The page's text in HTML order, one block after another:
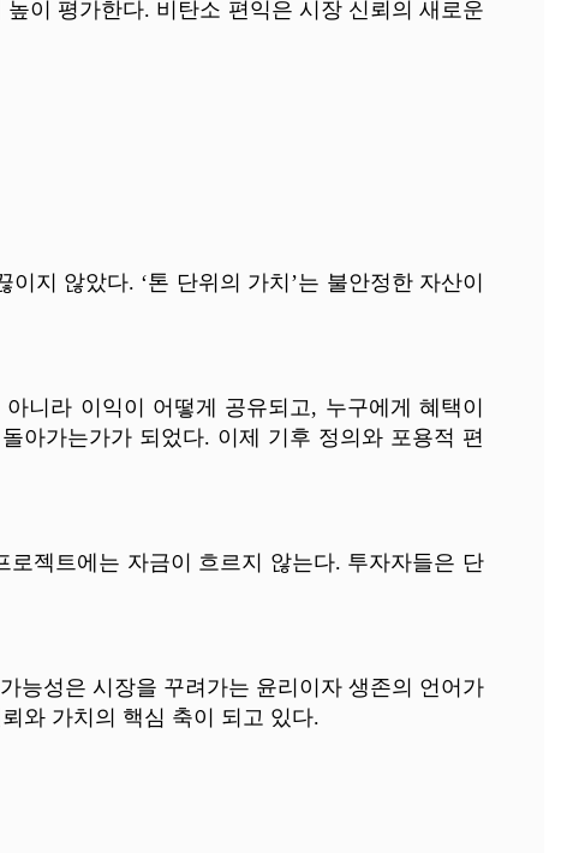
이 평가한다. 비탄소 편익은 시장 신뢰의 새로운
지 않았다. ‘톤 단위의 가치’는 불안정한 자산이
니라 이익이 어떻게 공유되고, 누구에게 혜택이
아가는가가 되었다. 이제 기후 정의와 포용적 편
젝트에는 자금이 흐르지 않는다. 투자자들은 단
능성은 시장을 꾸려가는 윤리이자 생존의 언어가
와 가치의 핵심 축이 되고 있다.